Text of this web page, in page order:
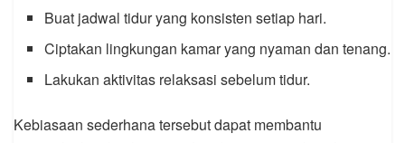
Buat jadwal tidur yang konsisten setiap hari.
Ciptakan lingkungan kamar yang nyaman dan tenang.
Lakukan aktivitas relaksasi sebelum tidur.
Kebiasaan sederhana tersebut dapat membantu